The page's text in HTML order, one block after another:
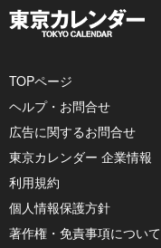
TOPページ
ヘルプ・お問合せ
広告に関するお問合せ
東京カレンダー 企業情報
利用規約
個人情報保護方針
著作権・免責事項について